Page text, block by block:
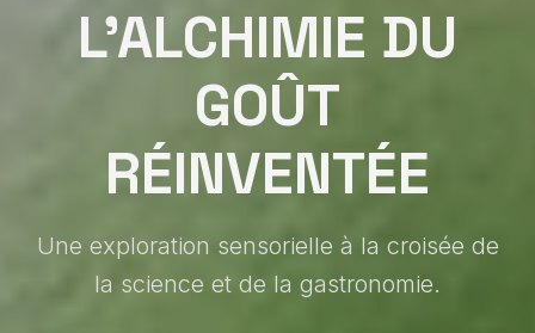
L'ALCHIMIE DU
GOÛT
RÉINVENTÉE
Une exploration sensorielle à la croisée de
la science et de la gastronomie.